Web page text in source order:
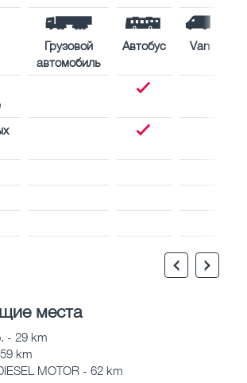
Грузовой
автомобиль
Автобус Van
места
- 29 km
km
MOTOR - 62 km